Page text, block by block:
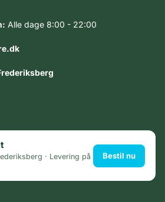
Alle dage 8:00 - 22:00
· Levering på
Bestil nu